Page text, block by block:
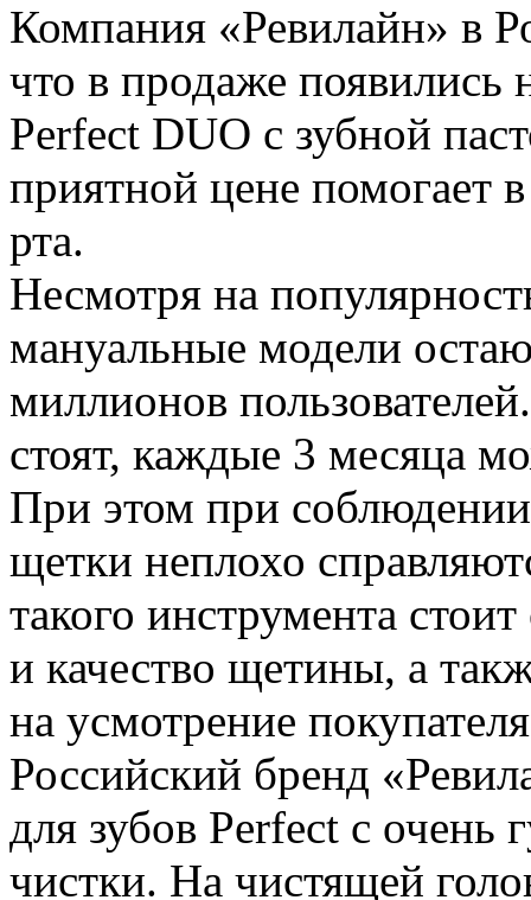
Компания «Ревилайн» в
что в продаже
Perfect DUO с зубной
приятной цене помогает
рта.
Несмотря на
мануальные модели
миллионов
стоят, каждые 3 месяца
При этом при
щетки неплохо
такого инструмента
и качество щетины, а
на усмотрение
Российский бренд
для зубов Perfect с очень
чистки. На чистящей